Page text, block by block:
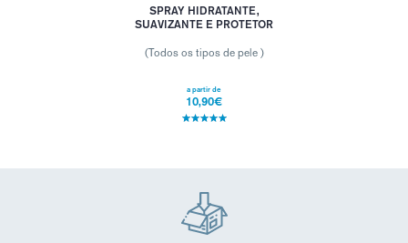
SPRAY HIDRATANTE,
SUAVIZANTE E PROTETOR
(Todos os tipos de pele )
a partir de
10,90€